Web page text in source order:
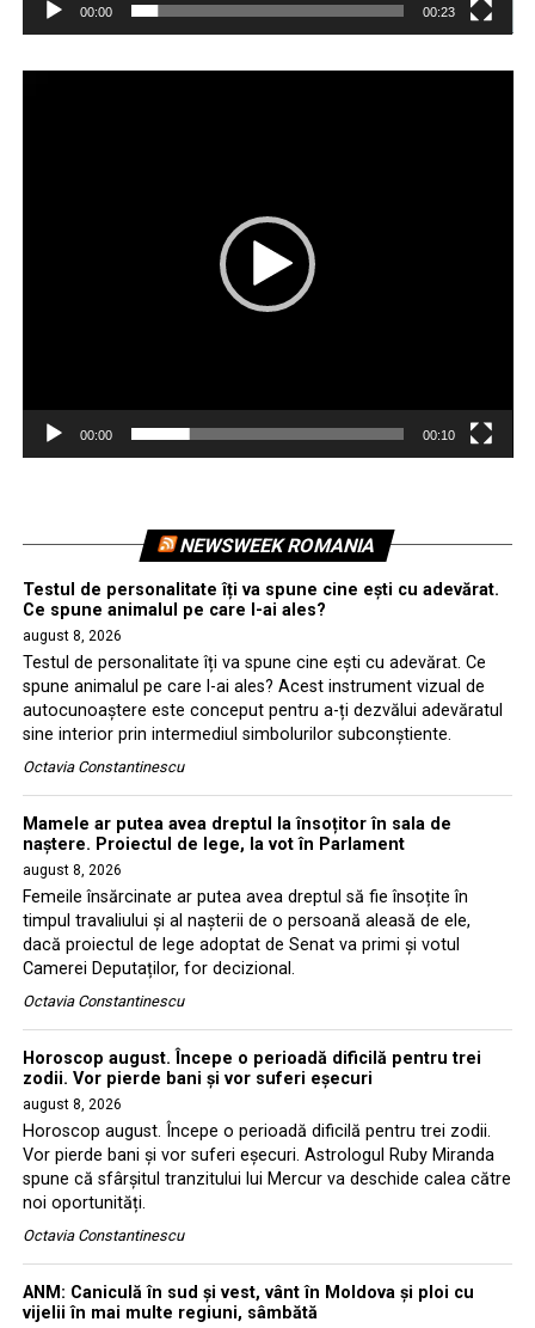
00:00 00:23
Player
00:00 00:10
NEWSWEEK ROMANIA
Testul de personalitate îți va spune cine ești cu adevărat.
Ce spune animalul pe care l-ai ales?
august 8, 2026
Testul de personalitate îți va spune cine ești cu adevărat. Ce
spune animalul pe care l-ai ales? Acest instrument vizual de
autocunoaștere este conceput pentru a-ți dezvălui adevăratul
sine interior prin intermediul simbolurilor subconștiente.
Octavia Constantinescu
Mamele ar putea avea dreptul la însoțitor în sala de
naștere. Proiectul de lege, la vot în Parlament
august 8, 2026
Femeile însărcinate ar putea avea dreptul să fie însoțite în
timpul travaliului și al nașterii de o persoană aleasă de ele,
dacă proiectul de lege adoptat de Senat va primi și votul
Camerei Deputaților, for decizional.
Octavia Constantinescu
Horoscop august. Începe o perioadă dificilă pentru trei
zodii. Vor pierde bani și vor suferi eșecuri
august 8, 2026
Horoscop august. Începe o perioadă dificilă pentru trei zodii.
Vor pierde bani și vor suferi eșecuri. Astrologul Ruby Miranda
spune că sfârșitul tranzitului lui Mercur va deschide calea către
noi oportunități.
Octavia Constantinescu
ANM: Caniculă în sud și vest, vânt în Moldova și ploi cu
vijelii în mai multe regiuni, sâmbătă